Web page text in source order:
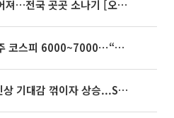
35도 안팎 무더위 이어져…전국 곳곳 소나기 [오늘 날씨]
[주간증시전망] 다음주 코스피 6000~7000⋯“外人 수급은 정책이 변수”
뉴욕증시, 연준 금리인상 기대감 꺾이자 상승...S&P500 사상 최고치 [종합]